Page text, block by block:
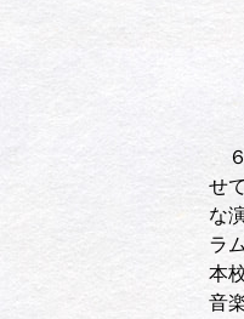
６
せ
な
ラ
本
音